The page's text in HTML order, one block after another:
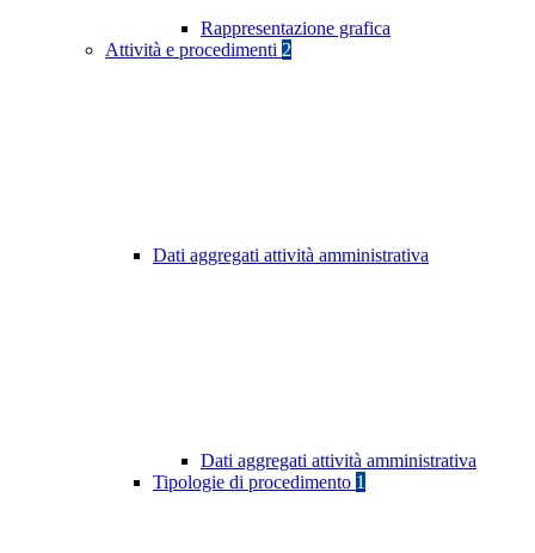
Rappresentazione grafica
Attività e procedimenti 2
Dati aggregati attività amministrativa
Dati aggregati attività amministrativa
Tipologie di procedimento 1